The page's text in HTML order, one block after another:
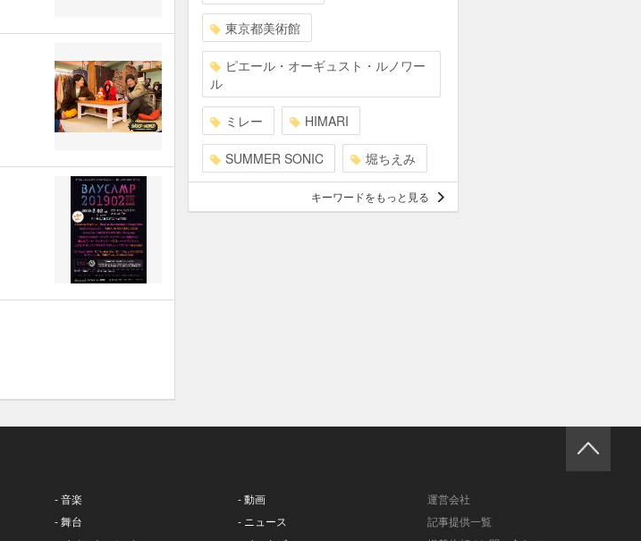
東京都美術館
ピエール・オーギュスト・ルノワー
ル
ミレー HIMARI
SUMMER SONIC 堀ちえみ
キーワードをもっと見る
- 音楽
- 舞台
- 動画
- ニュース
運営会社
記事提供一覧